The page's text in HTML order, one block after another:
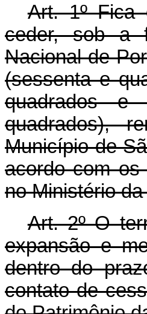
Art. 1º Fica
ceder, sob a
Nacional de
(sessenta e
quadrados e
quadrados),
Município de
acordo com os
no Ministério
Art. 2º O
expansão e
dentro do
contato de